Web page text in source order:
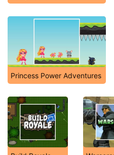
Princess Power Adventures